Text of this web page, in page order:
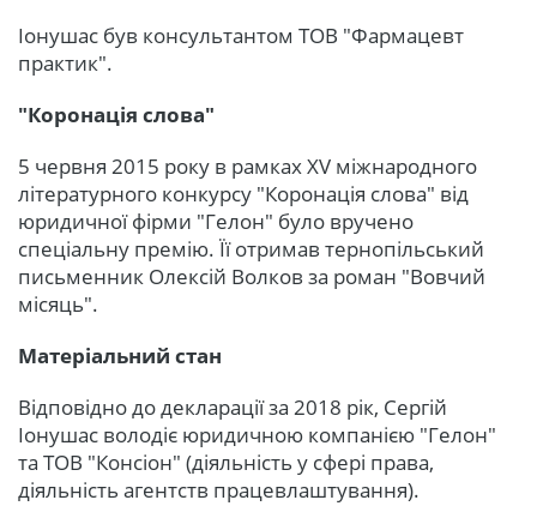
Іонушас був консультантом ТОВ "Фармацевт
практик".
"Коронація слова"
5 червня 2015 року в рамках XV міжнародного
літературного конкурсу "Коронація слова" від
юридичної фірми "Гелон" було вручено
спеціальну премію. Її отримав тернопільський
письменник Олексій Волков за роман "Вовчий
місяць".
Матеріальний стан
Відповідно до декларації за 2018 рік, Сергій
Іонушас володіє юридичною компанією "Гелон"
та ТОВ "Консіон" (діяльність у сфері права,
діяльність агентств працевлаштування).